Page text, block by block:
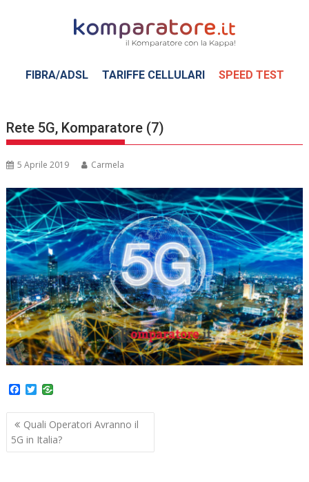
FIBRA/ADSL TARIFFE CELLULARI SPEED TEST
Rete 5G, Komparatore (7)
5 Aprile 2019 Carmela
F
c
e
b
o
o
T
i
t
t
e
r
Navigazione
articoli
Quali Operatori Avranno il
5G in Italia?